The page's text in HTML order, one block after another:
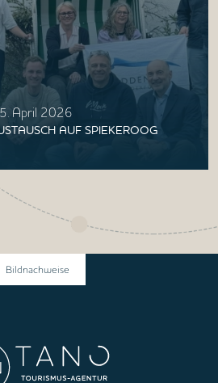
April 2026
AUF SPIEKEROOG
Bildnachweise